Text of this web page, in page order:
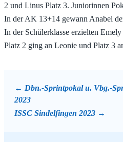
2 und Linus Platz 3. Juniorinnen
In der AK 13+14 gewann Anabel
In der Schülerklasse erzielten
Platz 2 ging an Leonie und Platz 3
Dbn.-Sprintpokal u. Vbg.-
2023
ISSC Sindelfingen 2023